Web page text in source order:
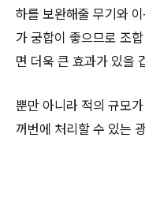
하를 보완해줄 무기와
가 궁합이 좋으므로 조
면 더욱 큰 효과가 있을
뿐만 아니라 적의 규모
꺼번에 처리할 수 있는